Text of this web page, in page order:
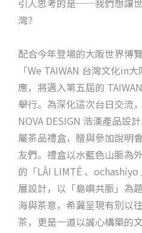
引人思考的是──我們想讓
灣？
配合今年登場的大阪世界博
「We TAIWAN 台灣文化in
應，將邁入第五屆的
舉行。為深化這次台日交流
NOVA DESIGN 浩漢產品設
屬茶品禮盒，贈與參加說明
友們。禮盒以水藍色山脈為
的「LÂI LIMTÊ 、
層設計，以「島嶼共脈」為
海與茶意，希冀呈現有別以
茶，更是一道以誠心構築的文